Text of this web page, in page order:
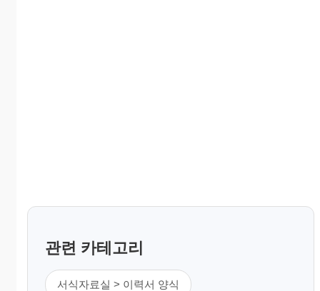
관련 카테고리
서식자료실 > 이력서 양식